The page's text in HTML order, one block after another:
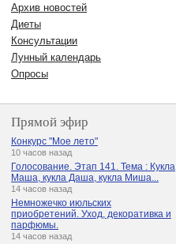
Архив новостей
Диеты
Консультации
Лунный календарь
Опросы
Прямой эфир
Конкурс "Мое лето"
10 часов назад
Голосование. Этап 141. Тема : Кукла
Маша, кукла Даша, кукла Миша...
14 часов назад
Немножечко июльских
приобретений. Уход, декоративка и
парфюмы.
14 часов назад